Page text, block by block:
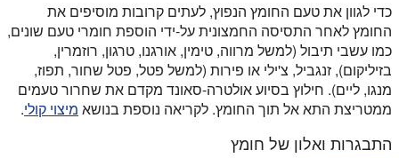
כדי לגוון את טעם החומץ הנפוץ, לעתים קרובות מוסיפים את
החומץ לאחר התסיסה החמצונית על-ידי הוספת חומרי טעם שונים,
כמו עשבי תיבול (למשל מרווה, טימין, אורגנו, טרגון, רוזמרין,
בזיליקום), זנגביל, צ'ילי או פירות (למשל פטל, פטל שחור, תפוז,
מנגו, ליים). חילוץ בסיוע אולטרה-סאונד מקדם את שחרור טעמים
ממטריצת התא אל תוך החומץ. לקריאה נוספת בנושא מיצוי קולי.
התבגרות ואלון של חומץ